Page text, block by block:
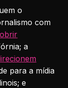
o
com
a
para a mídia
e